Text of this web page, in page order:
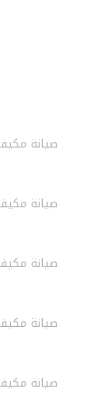
صيانة
صيانة
صيانة
صيانة
صيانة